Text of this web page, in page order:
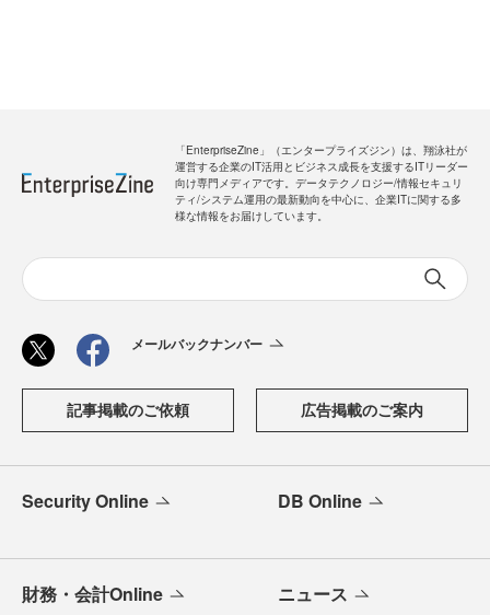
「EnterpriseZine」（エンタープライズジン）は、翔泳社が
運営する企業のIT活用とビジネス成長を支援するITリーダー
向け専門メディアです。データテクノロジー/情報セキュリ
ティ/システム運用の最新動向を中心に、企業ITに関する多
様な情報をお届けしています。
メールバックナンバー
記事掲載のご依頼 広告掲載のご案内
Security Online DB Online
財務・会計Online ニュース